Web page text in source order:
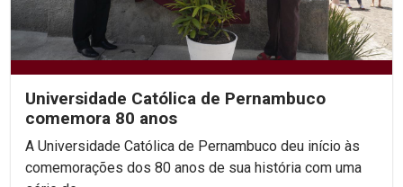
Universidade Católica de Pernambuco
comemora 80 anos
A Universidade Católica de Pernambuco deu início às
comemorações dos 80 anos de sua história com uma